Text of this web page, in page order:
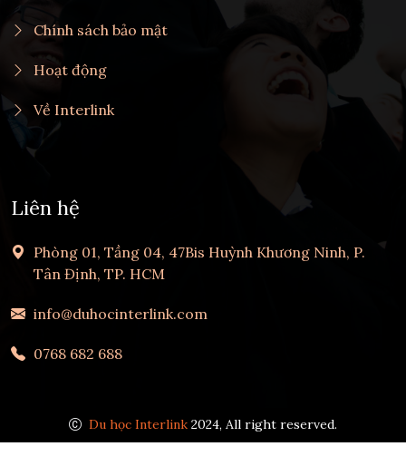
Chính sách bảo mật
Hoạt động
Về Interlink
Liên hệ
Phòng 01, Tầng 04, 47Bis Huỳnh Khương Ninh, P.
Tân Định, TP. HCM
info@duhocinterlink.com
0768 682 688
Du học Interlink 2024, All right reserved.